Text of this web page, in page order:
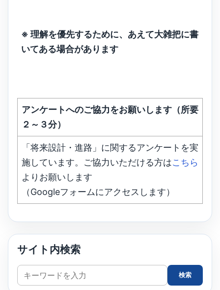
※ 理解を優先するために、あえて大雑把に書
いてある場合があります
アンケートへのご協力をお願いします（所要
２～３分）
「将来設計・進路」に関するアンケートを実
施しています。ご協力いただける方はこちら
よりお願いします
（Googleフォームにアクセスします）
サイト内検索
サ
イ
検索